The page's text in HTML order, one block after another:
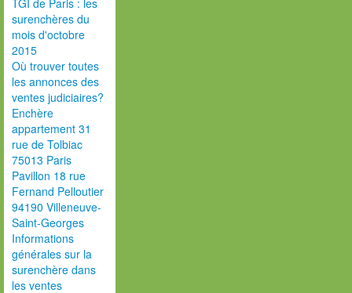
TGI de Paris : les
surenchères du
mois d'octobre
2015
Où trouver toutes
les annonces des
ventes judiciaires?
Enchère
appartement 31
rue de Tolbiac
75013 Paris
Pavillon 18 rue
Fernand Pelloutier
94190 Villeneuve-
Saint-Georges
Informations
générales sur la
surenchère dans
les ventes